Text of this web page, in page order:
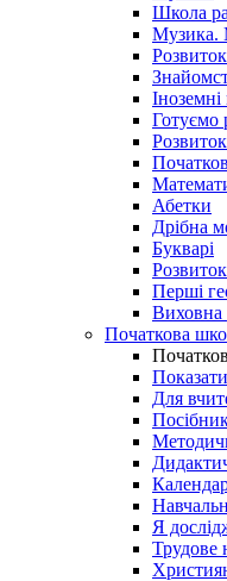
Школа
Музика.
Готуємо
Абетки
Дрібна
Букварі
Перші
Виховна
Початкова
Показати
Для
Я
Трудове